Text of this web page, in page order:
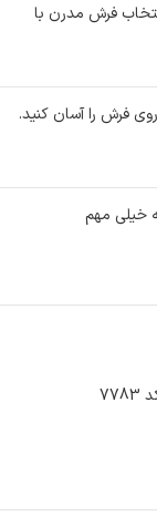
فرش مدرن با